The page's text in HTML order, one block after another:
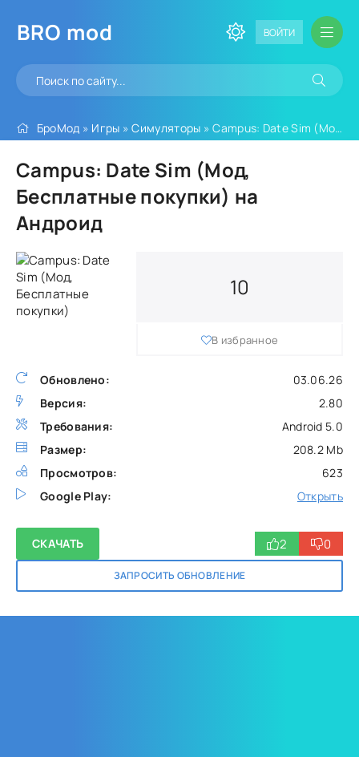
BRO mod ВОЙТИ
БроМод » Игры »Симуляторы » Campus: Date Sim (Мод, Бесплатные покупки)
Campus: Date Sim (Мод,
Бесплатные покупки) на
Андроид
Обновлено:
03.06.26
Версия:
2.80
Требования:
Android 5.0
Размер:
208.2 Mb
Просмотров:
623
Google Play:
Открыть
10
В избранное
СКАЧАТЬ
ЗАПРОСИТЬ ОБНОВЛЕНИЕ
2 0